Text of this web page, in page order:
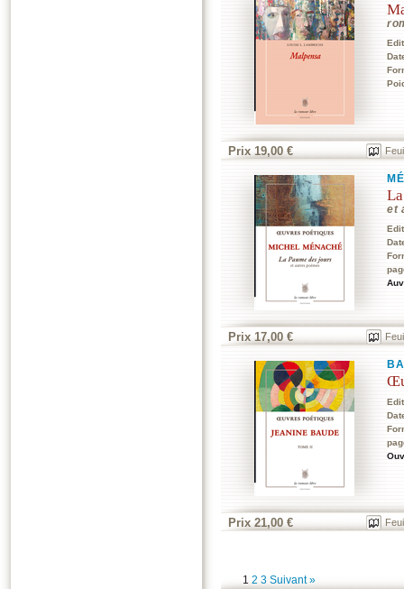
Prix 19,00 €
et
Prix 17,00 €
Prix 21,00 €
1 2 3 Suivant »